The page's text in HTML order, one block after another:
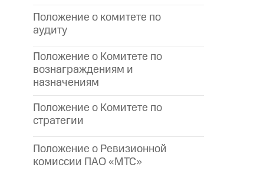
Положение о комитете по
аудиту
Положение о Комитете по
вознаграждениям и
назначениям
Положение о Комитете по
стратегии
Положение о Ревизионной
комиссии ПАО «МТС»